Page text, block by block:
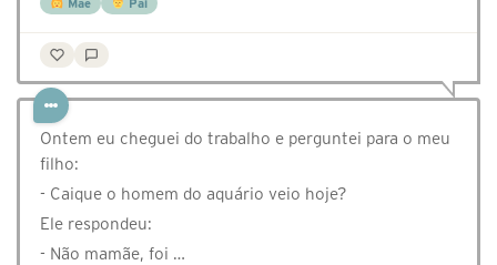
Mãe Pai
Ontem eu cheguei do trabalho e perguntei para o meu
filho:
- Caique o homem do aquário veio hoje?
Ele respondeu:
- Não mamãe, foi …